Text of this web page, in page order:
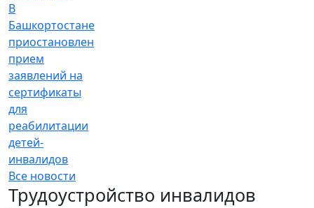
В
Башкортостане
приостановлен
прием
заявлений на
сертификаты
для
реабилитации
детей-
инвалидов
Все новости
Трудоустройство инвалидов